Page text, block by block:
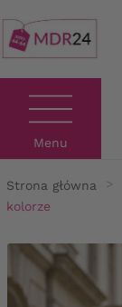
Menu
Strona główna
kolorze